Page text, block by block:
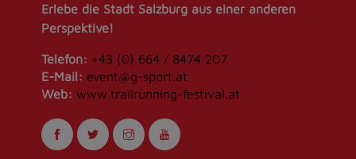
Erlebe die Stadt Salzburg aus einer anderen
Perspektive!
Telefon: +43 (0) 664 / 8474 207
E-Mail: event@g-sport.at
Web: www.trailrunning-festival.at